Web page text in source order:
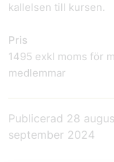
kallelsen till kursen.
Pris
1495 exkl moms för
medlemmar
Publicerad 28
september 2024